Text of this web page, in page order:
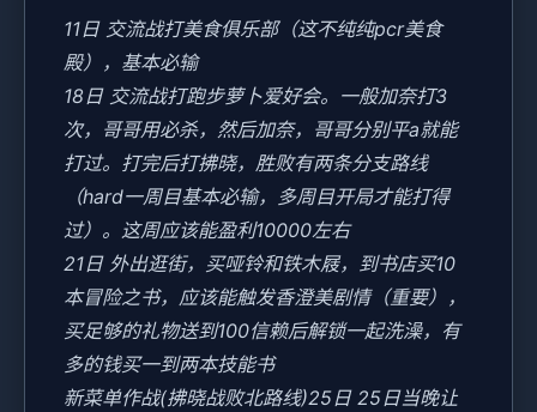
11日 交流战打美食俱乐部（这不纯纯pcr美食
殿），基本必输
18日 交流战打跑步萝卜爱好会。一般加奈打3
次，哥哥用必杀，然后加奈，哥哥分别平a就能
打过。打完后打拂晓，胜败有两条分支路线
（hard一周目基本必输，多周目开局才能打得
过）。这周应该能盈利10000左右
21日 外出逛街，买哑铃和铁木屐，到书店买10
本冒险之书，应该能触发香澄美剧情（重要），
买足够的礼物送到100信赖后解锁一起洗澡，有
多的钱买一到两本技能书
新菜单作战(拂晓战败北路线)25日 25日当晚让